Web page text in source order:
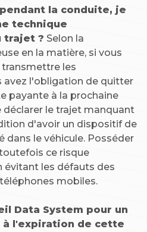
la conduite, je
technique
trajet ? Selon la
en la matière, si vous
les
avez l'obligation de quitter
payante à la prochaine
déclarer le trajet manquant
d'avoir un dispositif de
dans le véhicule. Posséder
ce risque
évitant les défauts des
mobiles.
Data System pour un
à l'expiration de cette